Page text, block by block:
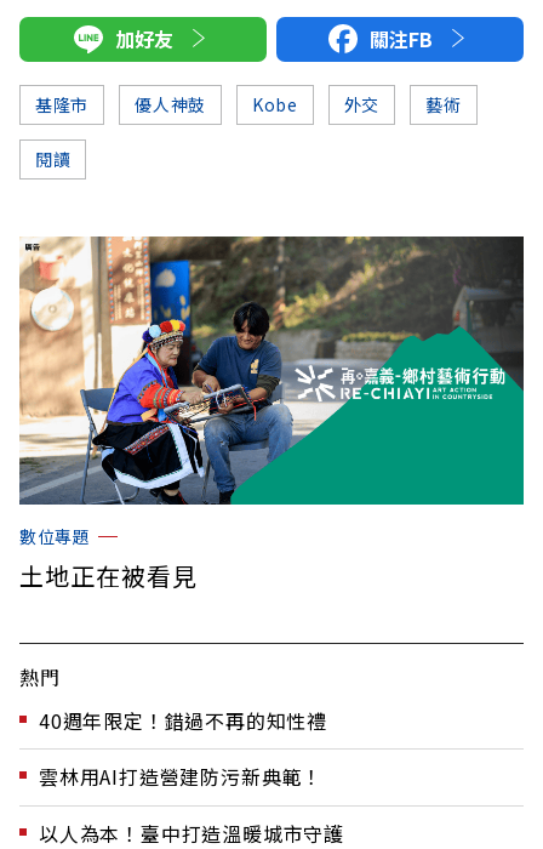
加好友 關注FB
基隆市 優人神鼓 Kobe 外交 藝術
閱讀
數位專題
土地正在被看見
熱門
40週年限定！錯過不再的知性禮
雲林用AI打造營建防污新典範！
以人為本！臺中打造溫暖城市守護